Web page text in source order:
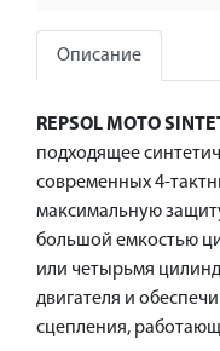
Описание
REPSOL MOTO
подходящее
современных 4-
максимальную
большой емкостью
или четырьмя
двигателя и
сцепления,